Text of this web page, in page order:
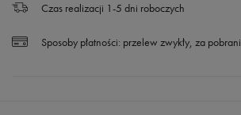
Czas realizacji 1-5 dni roboczych
Sposoby płatności: przelew zwykły, za